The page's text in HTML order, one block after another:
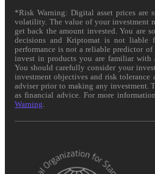
*Risk Warning: Digital asset prices are
volatility. The value of your investment
get back the amount invested. You are
decisions and Kriptomat is not liable
performance is not a reliable predictor
invest in products you are familiar with
You should carefully consider your
investment objectives and risk
adviser prior to making any investment.
as financial advice. For more
Warning